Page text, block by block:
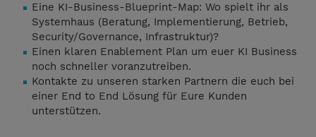
Eine KI-Business-Blueprint-Map: Wo spielt ihr als
Systemhaus (Beratung, Implementierung, Betrieb,
Security/Governance, Infrastruktur)?
Einen klaren Enablement Plan um euer KI Business
noch schneller voranzutreiben.
Kontakte zu unseren starken Partnern die euch bei
einer End to End Lösung für Eure Kunden
unterstützen.